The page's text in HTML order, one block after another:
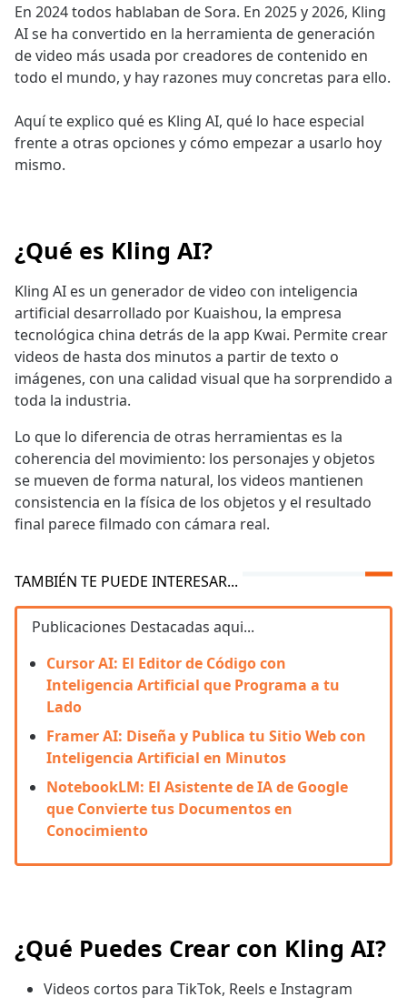
En 2024 todos hablaban de Sora. En 2025 y 2026, Kling
AI se ha convertido en la herramienta de generación
de video más usada por creadores de contenido en
todo el mundo, y hay razones muy concretas para ello.
Aquí te explico qué es Kling AI, qué lo hace especial
frente a otras opciones y cómo empezar a usarlo hoy
mismo.
¿Qué es Kling AI?
Kling AI es un generador de video con inteligencia
artificial desarrollado por Kuaishou, la empresa
tecnológica china detrás de la app Kwai. Permite crear
videos de hasta dos minutos a partir de texto o
imágenes, con una calidad visual que ha sorprendido a
toda la industria.
Lo que lo diferencia de otras herramientas es la
coherencia del movimiento: los personajes y objetos
se mueven de forma natural, los videos mantienen
consistencia en la física de los objetos y el resultado
final parece filmado con cámara real.
TAMBIÉN TE PUEDE INTERESAR...
Publicaciones Destacadas aqui...
Cursor AI: El Editor de Código con
Inteligencia Artificial que Programa a tu
Lado
Framer AI: Diseña y Publica tu Sitio Web con
Inteligencia Artificial en Minutos
NotebookLM: El Asistente de IA de Google
que Convierte tus Documentos en
Conocimiento
¿Qué Puedes Crear con Kling AI?
Videos cortos para TikTok, Reels e Instagram